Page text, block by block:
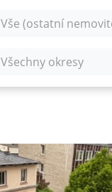
Vše (ostatní
Všechny okresy